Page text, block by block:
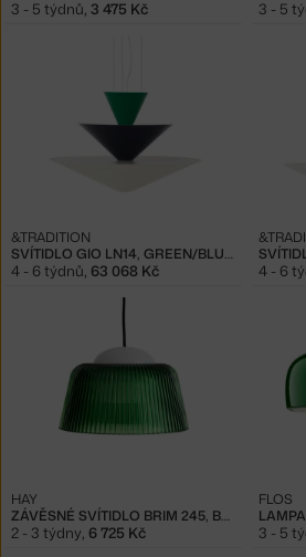
3 - 5 týdnů, 3 475 Kč 3 - 5
SVÍTIDLO GIO LN14, GREEN/BLUE/WHITE
&TRADITION
4 - 6 týdnů 63 068 Kč 4 - 6
ZÁVĚSNÉ SVÍTIDLO BRIM 245, BOTTLE GREEN
HAY
2 - 3 týdny 6 725 Kč
FLOS
3 - 5